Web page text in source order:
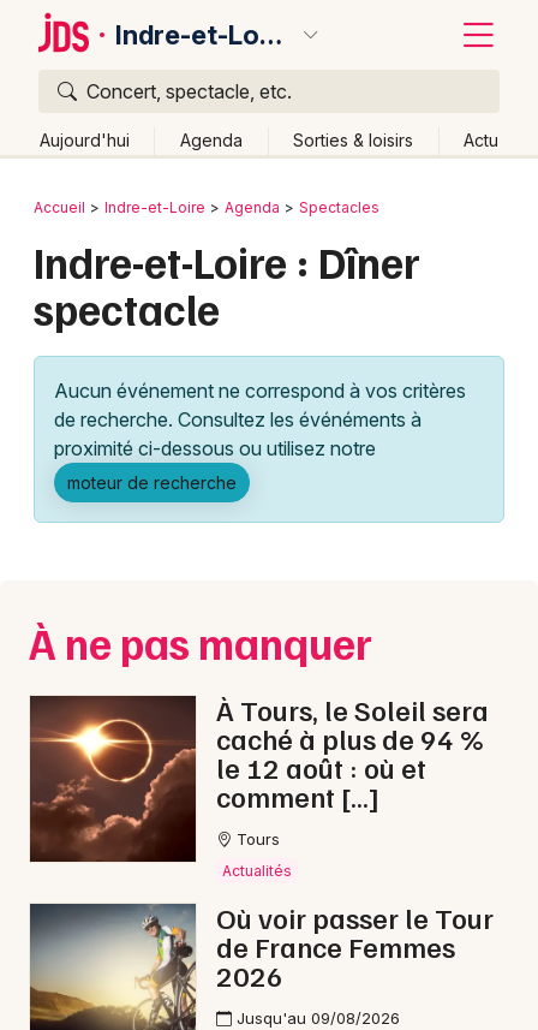
Indre-et-Loire
Concert, spectacle, etc.
Aujourd'hui Agenda Sorties & loisirs Actu
Publier un événement
Grands événements
Activité & Expérience
Manifestations
Foires & salons
Concerts
Sports
Soirées
Sorties famille
Sorties & loisirs
Dîner spectacle dans le Centre
Bordeaux
Colmar
Lille
Lyon
Marseille
Mulhouse
Nice
Paris
Strasbourg
Toulouse
Toutes les villes
Retour
Accueil Indre-et-Loire Agenda Spectacles
Indre-et-Loire : Dîner
spectacle
Aucun événement ne correspond à vos critères
de recherche. Consultez les événéments à
proximité ci-dessous ou utilisez notre
moteur de recherche
À ne pas manquer
À Tours, le Soleil sera
caché à plus de 94 %
le 12 août : où et
comment […]
Tours
Actualités
Où voir passer le Tour
de France Femmes
2026
Jusqu'au 09/08/2026
Quoi ?
Où ?
Changer de lieu
Quand ?
Aujourd'hui
Demain Ce week-end Autre